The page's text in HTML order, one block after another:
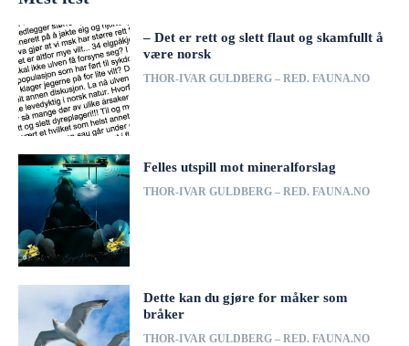
– Det er rett og slett flaut og skamfullt å
være norsk
THOR-IVAR GULDBERG – RED. FAUNA.NO
Felles utspill mot mineralforslag
THOR-IVAR GULDBERG – RED. FAUNA.NO
Dette kan du gjøre for måker som
bråker
THOR-IVAR GULDBERG – RED. FAUNA.NO